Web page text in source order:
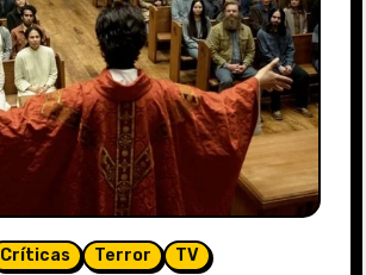
Críticas Terror TV